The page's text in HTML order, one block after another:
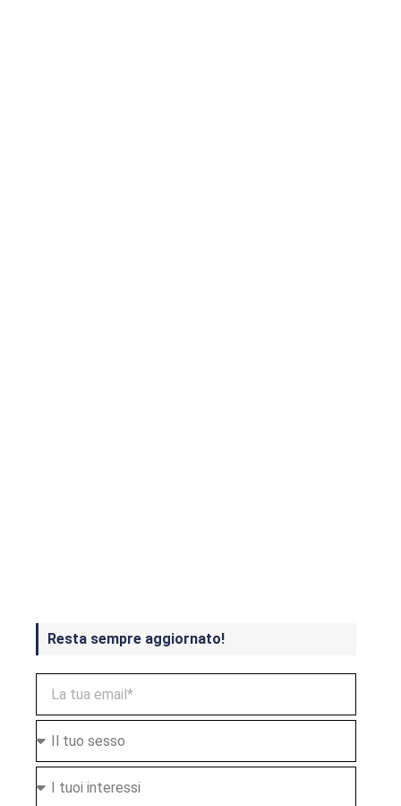
Resta sempre aggiornato!